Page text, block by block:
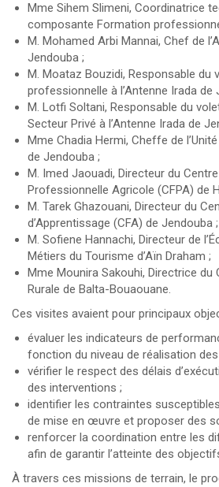
Mme Sihem Slimeni, Coordinatrice
composante Formation
M. Mohamed Arbi Mannai, Chef de
Jendouba ;
M. Moataz Bouzidi, Responsable du
professionnelle à l’Antenne Irada de
M. Lotfi Soltani, Responsable du
Secteur Privé à l’Antenne Irada de
Mme Chadia Hermi, Cheffe de
de Jendouba ;
M. Imed Jaouadi, Directeur du
Professionnelle Agricole (CFPA) de
M. Tarek Ghazouani, Directeur du
d’Apprentissage (CFA) de Jendouba ;
M. Sofiene Hannachi, Directeur de
Métiers du Tourisme d’Aïn Draham ;
Mme Mounira Sakouhi, Directrice du
Rurale de Balta-Bouaouane.
Ces visites avaient pour principaux
évaluer les indicateurs de
fonction du niveau de réalisation
vérifier le respect des délais
des interventions ;
identifier les contraintes
de mise en œuvre et proposer des
renforcer la coordination entre les
afin de garantir l’atteinte des
À travers ces missions de terrain, le